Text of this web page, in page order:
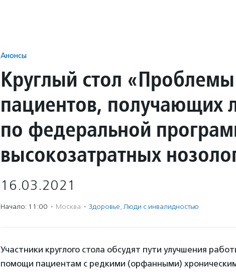
Анонсы
Круглый стол
пациентов, получающих
по федеральной
высокозатратных
16.03.2021
Начало: 11:00 · Москва · Здоровье, Люди с инвалидностью
Участники круглого стола обсудят пути улучшения
помощи пациентам с редкими (орфанными)